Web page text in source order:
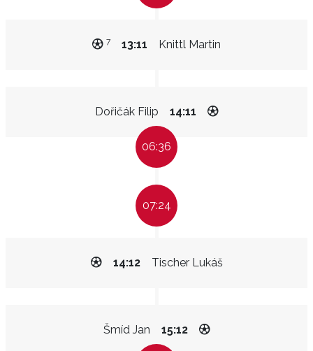
Knittl Martin
13:11
7
Dořičák Filip 14:11
06:36
07:24
Tischer Lukáš
14:12
Šmíd Jan 15:12